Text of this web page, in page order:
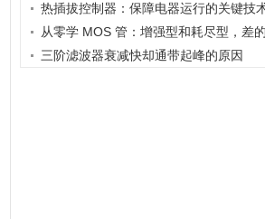
热插拔控制器：保障电器运行的关键技
从零学 MOS 管：增强型和耗尽型，差
三阶滤波器衰减快却通带起峰的原因